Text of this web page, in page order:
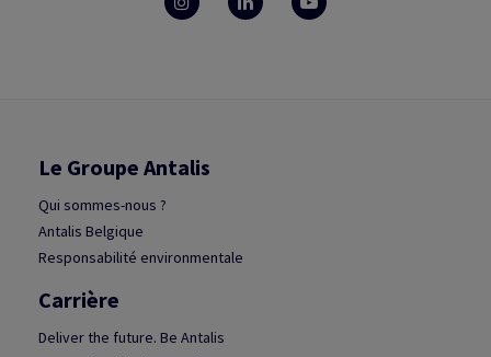
Le Groupe Antalis
Qui sommes-nous ?
Antalis Belgique
Responsabilité environmentale
Carrière
Deliver the future. Be Antalis